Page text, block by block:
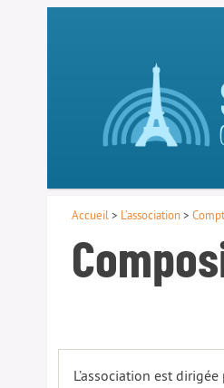
Accueil > L’association>
L’association est